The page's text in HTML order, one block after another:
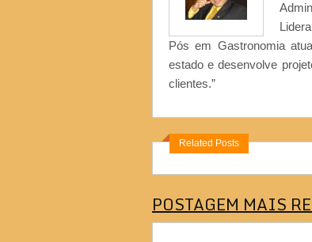
Pós em Gastronomia
estado e desenvolve
clientes.”
Related Posts
POSTAGEM MAIS